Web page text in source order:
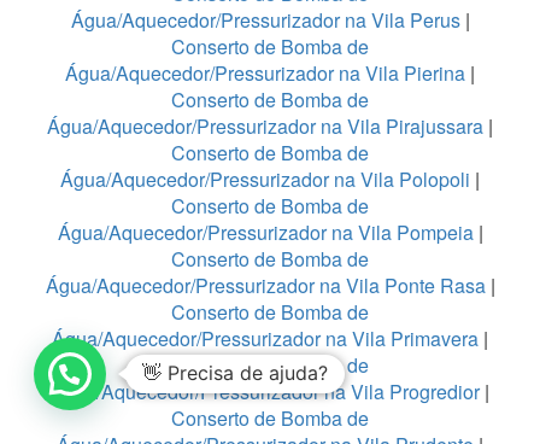
Água/Aquecedor/Pressurizador na Vila Perus|
Conserto de Bomba de
Água/Aquecedor/Pressurizador na Vila Pierina |
Conserto de Bomba de
Água/Aquecedor/Pressurizador na Vila Pirajussara |
Conserto de Bomba de
Água/Aquecedor/Pressurizador na Vila Polopoli |
Conserto de Bomba de
Água/Aquecedor/Pressurizador na Vila Pompeia|
Conserto de Bomba de
Água/Aquecedor/Pressurizador na Vila Ponte Rasa|
Conserto de Bomba de
Água/Aquecedor/Pressurizador na Vila Primavera |
Conserto de Bomba de
Água/Aquecedor/Pressurizador na Vila Progredior|
Conserto de Bomba de
👋 Precisa de ajuda?